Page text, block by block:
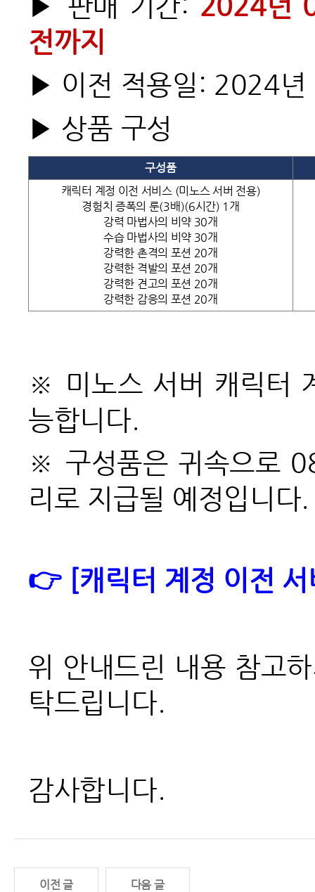
전까지
▶ 이전 적용일: 2024년
▶ 상품 구성
구성품
캐릭터 계정 이전 서비스 (미노스 서버 전용)
경험치 증폭의 룬(3배)(6시간) 1개
강력 마법사의 비약 30개
수습 마법사의 비약 30개
강력한 촌격의 포션 20개
강력한 격발의 포션 20개
강력한 견고의 포션 20개
강력한 감응의 포션 20개
※ 미노스 서버 캐릭터
능합니다.
※ 구성품은 귀속으로
리로 지급될 예정입니다.
👉[캐릭터 계정 이전 서
위 안내드린 내용 참고
탁드립니다.
감사합니다.
이전 글 다음 글